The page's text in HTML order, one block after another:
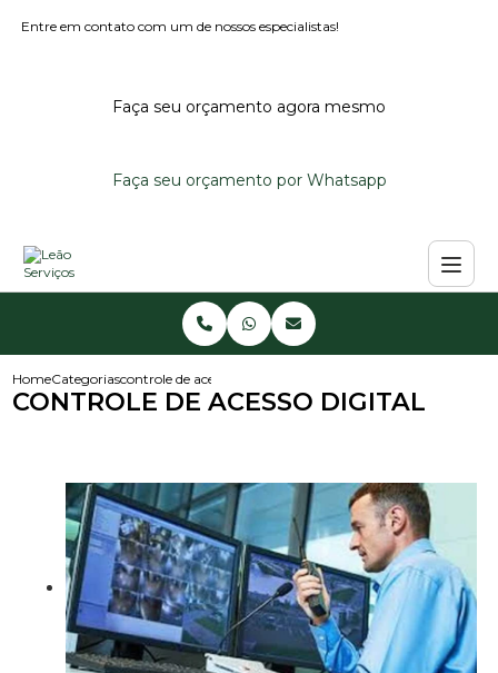
Entre em contato com um de nossos especialistas!
Faça seu orçamento agora mesmo
Faça seu orçamento por Whatsapp
HomeCategoriascontrole de acesso digital
CONTROLE DE ACESSO DIGITAL